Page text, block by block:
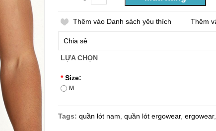
Thêm vào Danh sách yêu thích Thêm
Chia sẻ
LỰA CHỌN
* Size:
M
Tags: quần lót nam quần lót ergowear, ergowear